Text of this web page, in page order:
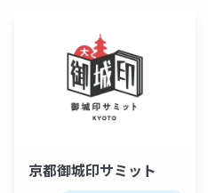
京都御城印サミット